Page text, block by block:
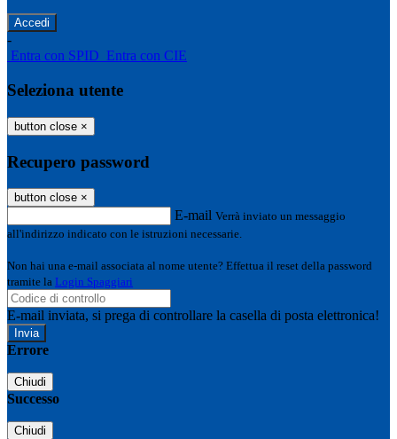
-
Entra con SPID Entra con CIE
Seleziona utente
button close ×
Recupero password
button close ×
E-mail Verrà inviato un messaggio
all'indirizzo indicato con le istruzioni necessarie.
Non hai una e-mail associata al nome utente? Effettua il reset della password
tramite la Login Spaggiari
E-mail inviata, si prega di controllare la casella di posta elettronica!
Errore
Chiudi
Successo
Chiudi